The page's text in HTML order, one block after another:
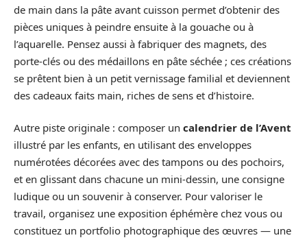
de main dans la pâte avant cuisson permet d’obtenir des
pièces uniques à peindre ensuite à la gouache ou à
l’aquarelle. Pensez aussi à fabriquer des magnets, des
porte-clés ou des médaillons en pâte séchée ; ces créations
se prêtent bien à un petit vernissage familial et deviennent
des cadeaux faits main, riches de sens et d’histoire.
Autre piste originale : composer un calendrier de l’Avent
illustré par les enfants, en utilisant des enveloppes
numérotées décorées avec des tampons ou des pochoirs,
et en glissant dans chacune un mini-dessin, une consigne
ludique ou un souvenir à conserver. Pour valoriser le
travail, organisez une exposition éphémère chez vous ou
constituez un portfolio photographique des œuvres — une